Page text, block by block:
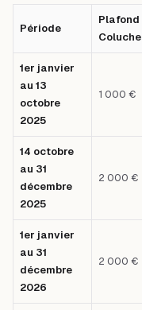
Période
Plafond
Coluche
1er janvier
au 13
octobre
2025
1 000 €
14 octobre
au 31
décembre
2025
2 000 €
1er janvier
au 31
décembre
2026
2 000 €